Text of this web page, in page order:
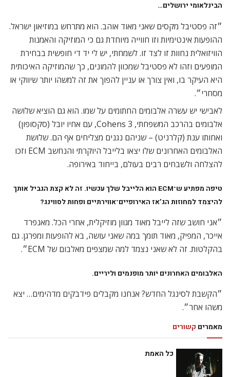
הבינלאומי ירושלים…
״זה פסטיבל מקסים שאני מאוד אוהב. הוא מתרחש במוזיאון ישראל.
ההופעות אינטימיות וזו חווייה מיוחדת גם כי המוזיקה והאמנות
הוויזואלית נחוות זו לצד זו. לשמחתי, יש לי יד די חופשית בבחירת
המופעים וזהו לא פסטיבל שמכוון להמונים, כך שהמוזיקה האיכותית
היא העיקר בו, ואין צורך או עניין להפוך את זה למשהו יותר שיווקי או
מסחרי״.
לאבישי יש עשרה אלבומים החתומים על שמו. הוא גם הוציא שלושה
אלבומים בהרכב המשפחתי, Cohens 3, עם אחיו יובל (סקסופון)
ואחותו ענת (קלרניט) – שניהם נגנים מצליחים אף הם. שלושת
האלבומים האחרונים שלו יצאו בלייבל היוקרתי והנחשב ECM וזכו
להצלחה ולשבחים רבים בעולם, בייחוד באירופה.
טיפה מפתיע ש־ECM הוא הלייבל שלך עכשיו. זה לא קצת הגביל אותך
להיצמד למחוזות הג’אז האירופיים־אווירתיים ופחות לסווינג?
״אני חושב שזה לייבל מאוד מגוון מוזיקלית, אחרי הכל. מאנפרד
אייכר, המפיק, מאוד תומך במה שאני עושה, בא להופעות ומפרגן. גם
בהקלטות. זה לא שאני נצמד למה שמצפים מאלבום של ECM״.
האלבומים האחרונים יותר מופנמים וליריים.
״הקשבת לסינגל החדש? אנחנו מקבלים פידבקים מדהימים… יצא
משהו אחר״.
מאמרים קשורים
כל האמת